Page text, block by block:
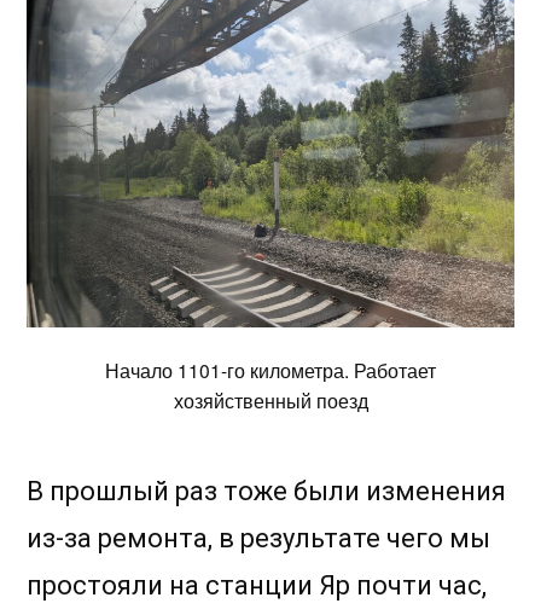
Начало 1101-го километра. Работает
хозяйственный поезд
В прошлый раз тоже были изменения
из-за ремонта, в результате чего мы
простояли на станции Яр почти час,